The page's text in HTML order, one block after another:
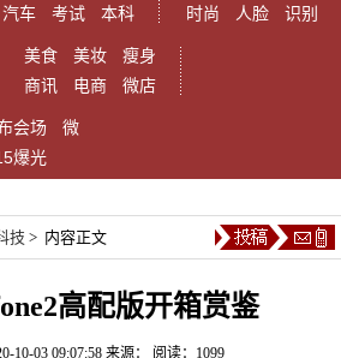
汽车
考试 本科
时尚
人脸 识别
美食 美妆
瘦身
商讯
电商 微店
会场
微
爆光
技 > 内容正文
高配版开箱赏鉴
10-03 09:07:58 来源： 阅读：1099